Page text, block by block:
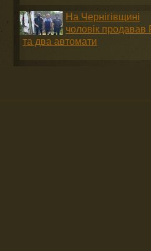
На Чернігівщині
чоловік
та два автомати